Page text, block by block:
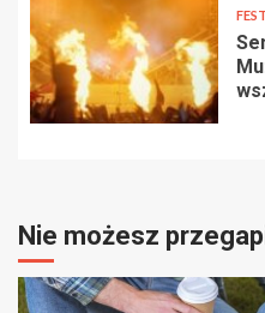
Nie możesz